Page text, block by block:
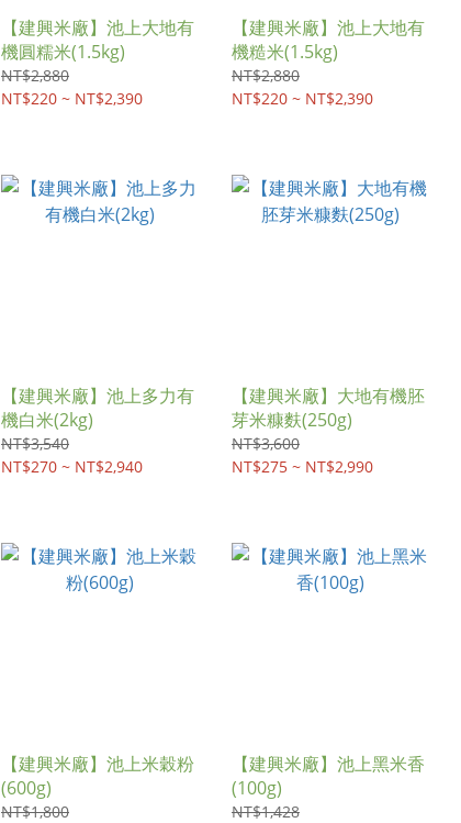
【建興米廠】池上大地有
機圓糯米(1.5kg)
NT$2,880
NT$220 ~ NT$2,390
【建興米廠】池上大地有
機糙米(1.5kg)
NT$2,880
NT$220 ~ NT$2,390
【建興米廠】池上多力有
機白米(2kg)
NT$3,540
NT$270 ~ NT$2,940
【建興米廠】大地有機胚
芽米糠麩(250g)
NT$3,600
NT$275 ~ NT$2,990
【建興米廠】池上米穀粉
(600g)
NT$1,800
【建興米廠】池上黑米香
(100g)
NT$1,428